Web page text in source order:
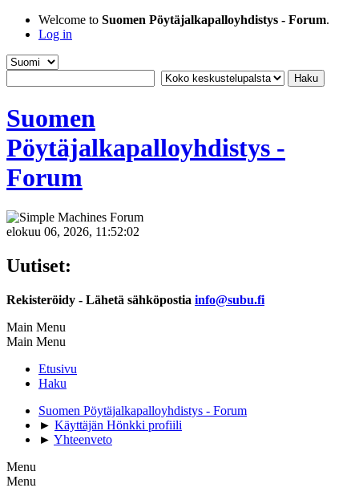
Welcome to Suomen Pöytäjalkapalloyhdistys - Forum.
Log in
Suomen
Pöytäjalkapalloyhdistys -
Forum
elokuu 06, 2026, 11:52:02
Uutiset:
Rekisteröidy - Lähetä sähköpostia info@subu.fi
Main Menu
Main Menu
Etusivu
Haku
Suomen Pöytäjalkapalloyhdistys - Forum
► Käyttäjän Hönkki profiili
► Yhteenveto
Menu
Menu